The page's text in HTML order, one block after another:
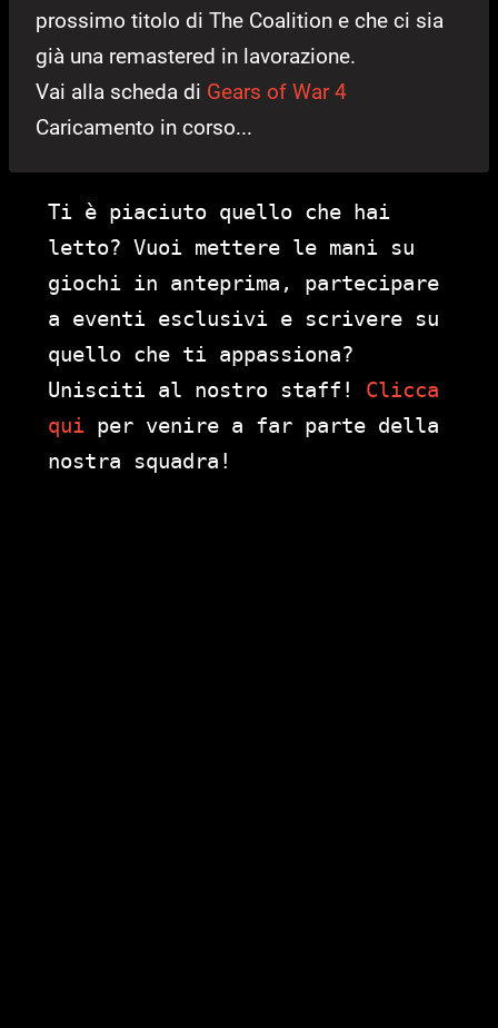
prossimo titolo di The Coalition e che ci sia
già una remastered in lavorazione.
Vai alla scheda di Gears of War 4
Caricamento in corso...
Ti è piaciuto quello che hai
letto? Vuoi mettere le mani su
giochi in anteprima, partecipare
a eventi esclusivi e scrivere su
quello che ti appassiona?
Unisciti al nostro staff! Clicca
qui per venire a far parte della
nostra squadra!